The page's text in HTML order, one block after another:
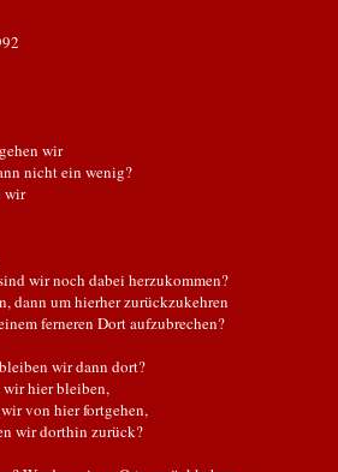
wir
wenig?
wir
dabei herzukommen?
dann um hierher zurückzukehren
Dort aufzubrechen?
wir dann dort?
bleiben,
von hier fortgehen,
zurück?